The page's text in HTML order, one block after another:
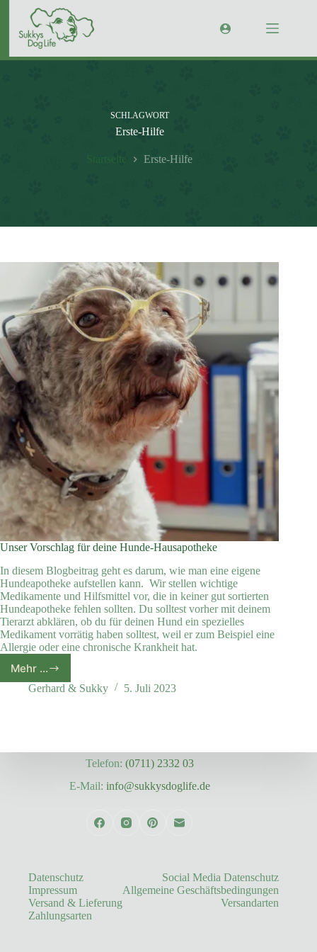
springen
SCHLAGWORT
Erste-Hilfe
Startseite Erste-Hilfe
Unser Vorschlag für deine Hunde-Hausapotheke
In diesem Blogbeitrag geht es darum, wie man eine eigene
Hundeapotheke aufstellen kann. Wir stellen wichtige
Medikamente und Hilfsmittel vor, die in keiner gut sortierten
Hundeapotheke fehlen sollten. Du solltest vorher mit deinem
Tierarzt abklären, ob du für deinen Hund ein spezielles
Medikament vorrätig haben solltest, weil er zum Beispiel eine
Allergie oder eine chronische Krankheit hat.
Mehr …Unser
Vorschlag
Gerhard & Sukky 5. Juli 2023
Telefon: (0711) 2332 03
E-Mail: info@sukkysdoglife.de
Datenschutz
Social Media Datenschutz
Impressum
Allgemeine Geschäftsbedingungen
Versand & Lieferung
Versandarten
Zahlungsarten